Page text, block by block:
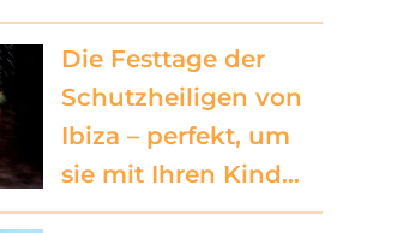
Die Festtage der
Schutzheiligen von
Ibiza – perfekt, um
sie mit Ihren Kind…